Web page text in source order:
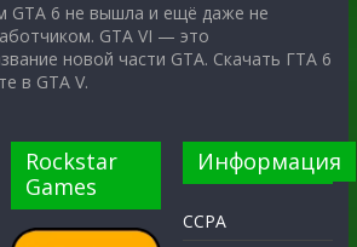
GTA 6 не вышла и ещё даже не
GTA VI — это
новой части GTA. Скачать ГТА 6
в GTA V.
Rockstar
Games
Информация
CCPA